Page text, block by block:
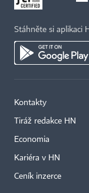
Stáhněte si aplikaci
Kontakty
Tiráž redakce HN
Economia
Kariéra v HN
Ceník inzerce